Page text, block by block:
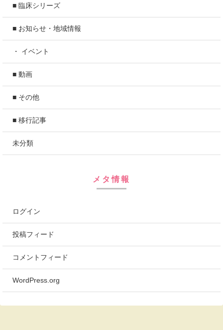
■ 臨床シリーズ
■ お知らせ・地域情報
・ イベント
■ 動画
■ その他
■ 移行記事
未分類
メタ情報
ログイン
投稿フィード
コメントフィード
WordPress.org